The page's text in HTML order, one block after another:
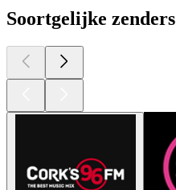
Soortgelijke zenders